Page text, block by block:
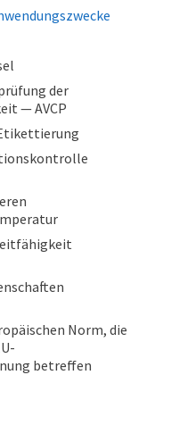
der
— AVCP
Norm, die
betreffen